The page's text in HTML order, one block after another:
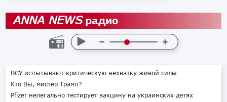
ANNA NEWSрадио
ВСУ испытывают критическую нехватку живой силы
Кто Вы, мистер Трамп?
Pfizer нелегально тестирует вакцину на украинских детях